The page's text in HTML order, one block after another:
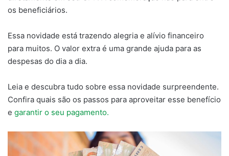
os beneficiários.
Essa novidade está trazendo alegria e alívio financeiro
para muitos. O valor extra é uma grande ajuda para as
despesas do dia a dia.
Leia e descubra tudo sobre essa novidade surpreendente.
Confira quais são os passos para aproveitar esse benefício
e garantir o seu pagamento.